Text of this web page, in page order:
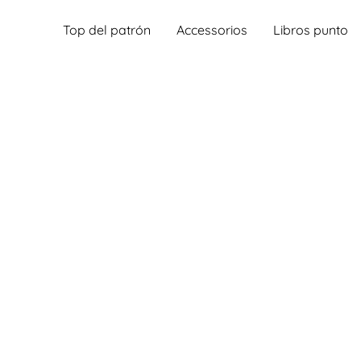
Top del patrón Accessorios Libros punto